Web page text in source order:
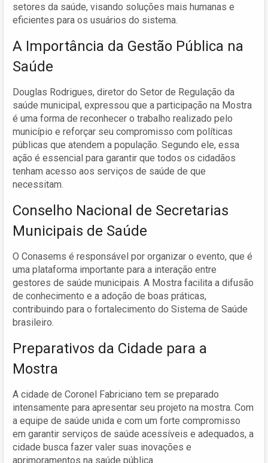
setores da saúde, visando soluções mais humanas e
eficientes para os usuários do sistema.
A Importância da Gestão Pública na
Saúde
Douglas Rodrigues, diretor do Setor de Regulação da
saúde municipal, expressou que a participação na Mostra
é uma forma de reconhecer o trabalho realizado pelo
município e reforçar seu compromisso com políticas
públicas que atendem a população. Segundo ele, essa
ação é essencial para garantir que todos os cidadãos
tenham acesso aos serviços de saúde de que
necessitam.
Conselho Nacional de Secretarias
Municipais de Saúde
O Conasems é responsável por organizar o evento, que é
uma plataforma importante para a interação entre
gestores de saúde municipais. A Mostra facilita a difusão
de conhecimento e a adoção de boas práticas,
contribuindo para o fortalecimento do Sistema de Saúde
brasileiro.
Preparativos da Cidade para a
Mostra
A cidade de Coronel Fabriciano tem se preparado
intensamente para apresentar seu projeto na mostra. Com
a equipe de saúde unida e com um forte compromisso
em garantir serviços de saúde acessíveis e adequados, a
cidade busca fazer valer suas inovações e
aprimoramentos na saúde pública.